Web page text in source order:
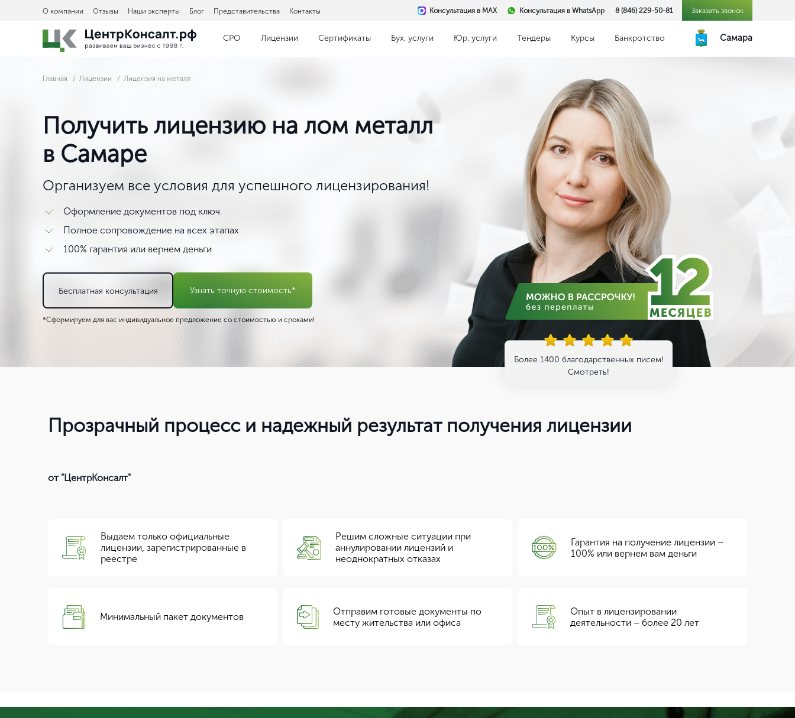
О компании Отзывы Наши эксперты Блог Представительства Контакты Консультация в MAX Консультация в WhatsApp 8 (846) 229-50-81 Заказать звонок
СРО Лицензии Сертификаты Бух. услуги Юр. услуги Тендеры Курсы Банкротство Самара
Главная Лицензии Лицензия на металл
Получить лицензию на лом металл
в Самаре
Организуем все условия для успешного лицензирования!
Оформление документов под ключ
Полное сопровождение на всех этапах
100% гарантия или вернем деньги
Бесплатная консультация Узнать точную стоимость*
*Сформируем для вас индивидуальное предложение со стоимостью и сроками!
Более 1400 благодарственных писем!
Смотреть!
Прозрачный процесс и надежный результат получения лицензии
от "ЦентрКонсалт"
Выдаем только официальные
лицензии, зарегистрированные в
реестре
Решим сложные ситуации при
аннулировании лицензий и
неоднократных отказах
Гарантия на получение лицензии –
100% или вернем вам деньги
Минимальный пакет документов
Отправим готовые документы по
месту жительства или офиса
Опыт в лицензировании
деятельности – более 20 лет